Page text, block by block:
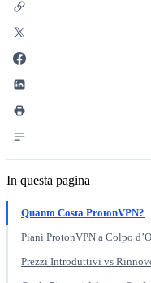
In questa pagina
Quanto Costa ProtonVPN?
Piani ProtonVPN a Colpo
Prezzi Introduttivi vs